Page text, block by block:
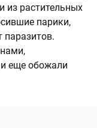
из растительных
парики,
паразитов.
еще обожали